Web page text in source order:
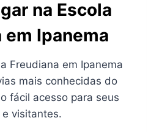
na Escola
em Ipanema
Freudiana em Ipanema
mais conhecidas do
fácil acesso para seus
e visitantes.